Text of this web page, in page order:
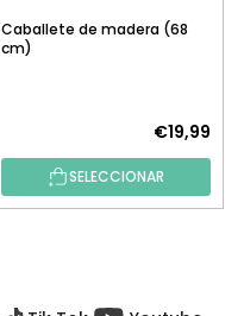
Caballete de madera (68
cm)
€19,99
SELECCIONAR